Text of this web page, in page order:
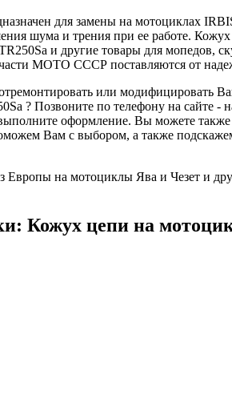
для замены на мотоциклах
шума и трения при ее работе.
и другие товары для мопедов,
МОТО СССР поставляются от
или модифицировать
? Позвоните по телефону на сайте
выполните оформление. Вы можете
Вам с выбором, а также
Европы на мотоциклы Ява и Чезет и
Кожух цепи на